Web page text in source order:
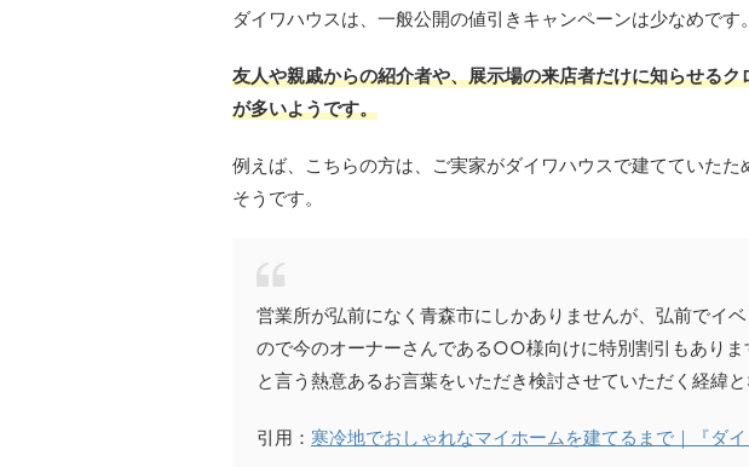
ダイワハウスは、一般公開の値引きキャンペーンは少なめです。
友人や親戚からの紹介者や、展示場の来店者だけに知らせる
が多いようです。
例えば、こちらの方は、ご実家がダイワハウスで建てていたた
そうです。
営業所が弘前になく青森市にしかありませんが、弘前でイ
ので今のオーナーさんである○○様向けに特別割引もありま
と言う熱意あるお言葉をいただき検討させていただく経緯と
引用： 寒冷地でおしゃれなマイホームを建てるまで｜『ダ